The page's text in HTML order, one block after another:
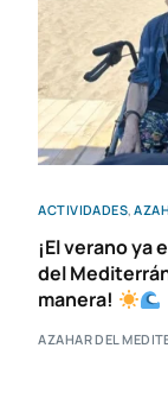
ACTIVIDADES,
¡El verano ya
del
manera!
AZAHAR DEL